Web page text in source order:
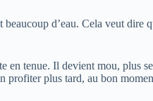
d’eau. Cela veut dire
en tenue. Il devient mou, plus
profiter plus tard, au bon